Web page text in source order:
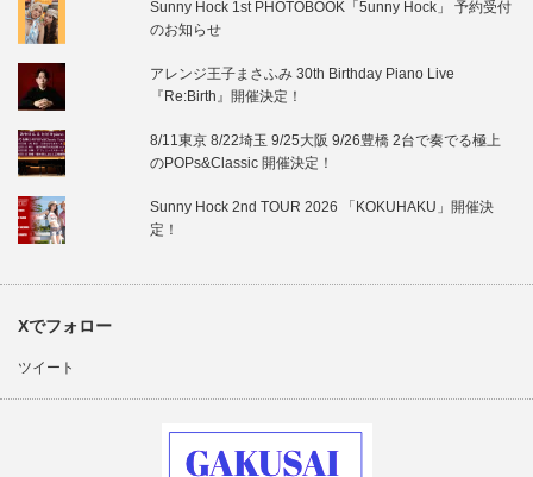
Sunny Hock 1st PHOTOBOOK「5unny Hock」 予約受付
のお知らせ
アレンジ王子まさふみ 30th Birthday Piano Live
『Re:Birth』開催決定！
8/11東京 8/22埼玉 9/25大阪 9/26豊橋 2台で奏でる極上
のPOPs&Classic 開催決定！
Sunny Hock 2nd TOUR 2026 「KOKUHAKU」開催決
定！
Xでフォロー
ツイート